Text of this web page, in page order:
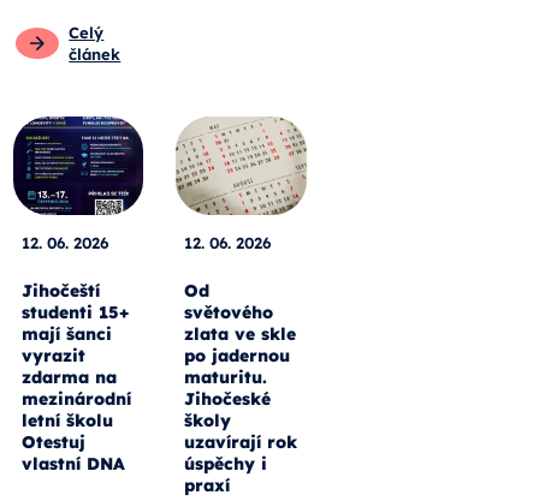
Celý
článek
12. 06. 2026
Jihočeští
studenti 15+
mají šanci
vyrazit
zdarma na
mezinárodní
letní školu
Otestuj
vlastní DNA
12. 06. 2026
Od
světového
zlata ve skle
po jadernou
maturitu.
Jihočeské
školy
uzavírají rok
úspěchy i
praxí